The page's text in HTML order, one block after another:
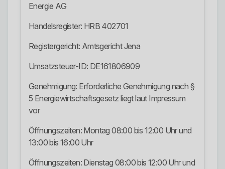
Energie AG
Handelsregister: HRB 402701
Registergericht: Amtsgericht Jena
Umsatzsteuer-ID: DE161806909
Genehmigung: Erforderliche Genehmigung nach §
5 Energiewirtschaftsgesetz liegt laut Impressum
vor
Öffnungszeiten: Montag 08:00 bis 12:00 Uhr und
13:00 bis 16:00 Uhr
Öffnungszeiten: Dienstag 08:00 bis 12:00 Uhr und